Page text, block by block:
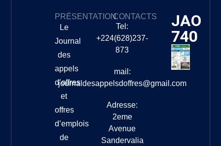
PRÉSENTATION
Le
Journal
des
appels
d’offres
et
offres
d’emplois
de
CONTACTS
Tel:
+224(628)237-
873
mail:
journaldesappelsdoffres@gmail.com
Adresse:
2eme
Avenue
Sandervalia
JAO
740